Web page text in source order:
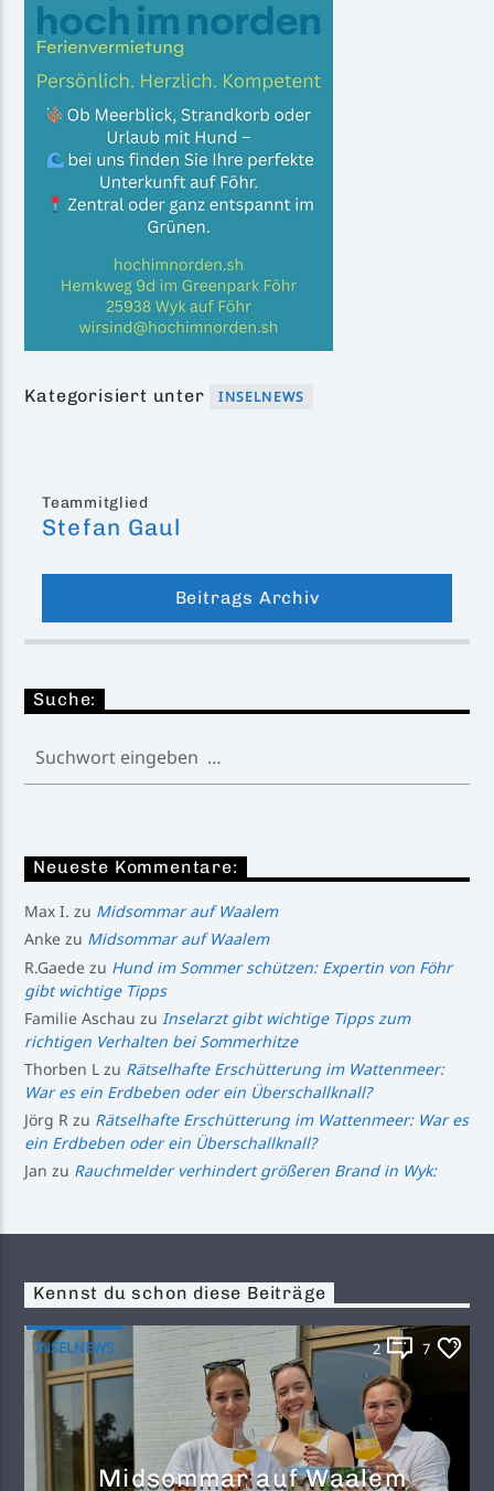
Kategorisiert unter INSELNEWS
Teammitglied
Stefan Gaul
Beitrags Archiv
Suche:
Neueste Kommentare:
Max I. zu Midsommar auf Waalem
Anke zu Midsommar auf Waalem
R.Gaede zu Hund im Sommer schützen: Expertin von Föhr
gibt wichtige Tipps
Familie Aschau zu Inselarzt gibt wichtige Tipps zum
richtigen Verhalten bei Sommerhitze
Thorben L zu Rätselhafte Erschütterung im Wattenmeer:
War es ein Erdbeben oder ein Überschallknall?
Jörg R zu Rätselhafte Erschütterung im Wattenmeer: War es
ein Erdbeben oder ein Überschallknall?
Jan zu Rauchmelder verhindert größeren Brand in Wyk:
Kennst du schon diese Beiträge
INSELNEWS 2 7
Midsommar auf Waalem